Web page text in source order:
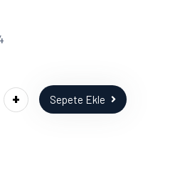
+ Sepete Ekle